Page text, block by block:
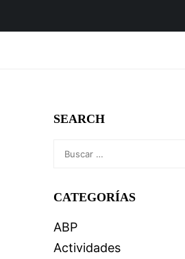
SEARCH
CATEGORÍAS
ABP
Actividades